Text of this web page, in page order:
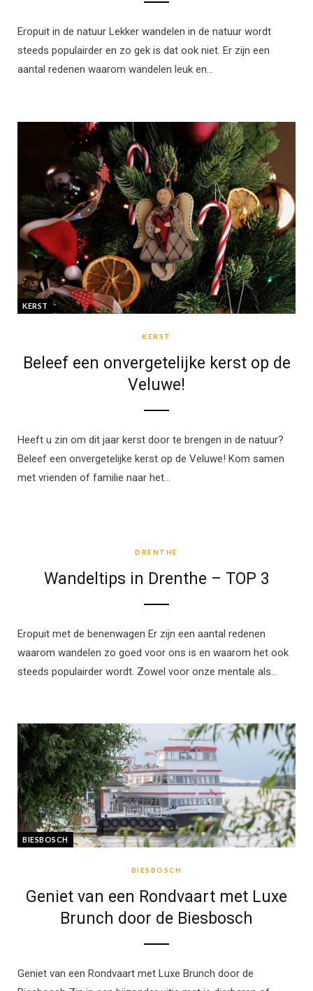
Eropuit in de natuur Lekker wandelen in de natuur wordt
steeds populairder en zo gek is dat ook niet. Er zijn een
aantal redenen waarom wandelen leuk en…
KERST
KERST
Beleef een onvergetelijke kerst op de
Veluwe!
Heeft u zin om dit jaar kerst door te brengen in de natuur?
Beleef een onvergetelijke kerst op de Veluwe! Kom samen
met vrienden of familie naar het…
DRENTHE
Wandeltips in Drenthe – TOP 3
Eropuit met de benenwagen Er zijn een aantal redenen
waarom wandelen zo goed voor ons is en waarom het ook
steeds populairder wordt. Zowel voor onze mentale als…
BIESBOSCH
BIESBOSCH
Geniet van een Rondvaart met Luxe
Brunch door de Biesbosch
Geniet van een Rondvaart met Luxe Brunch door de